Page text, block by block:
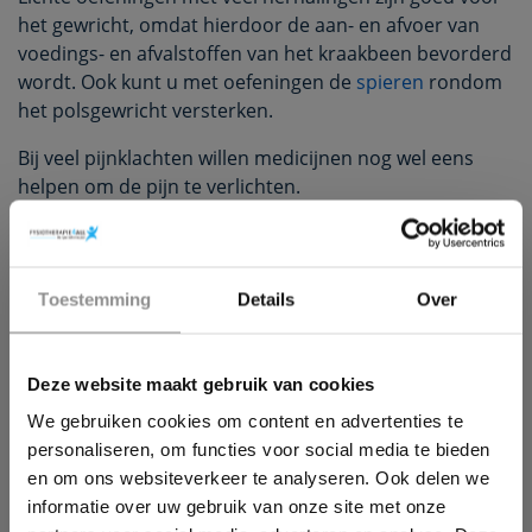
Toestemming Details Over
Deze website maakt gebruik van cookies
We gebruiken cookies om content en advertenties te
personaliseren, om functies voor social media te bieden
en om ons websiteverkeer te analyseren. Ook delen we
informatie over uw gebruik van onze site met onze
het gewricht, omdat hierdoor de aan- en afvoer van
voedings- en afvalstoffen van het kraakbeen bevorderd
wordt. Ook kunt u met oefeningen de spieren rondom
het polsgewricht versterken.
Bij veel pijnklachten willen medicijnen nog wel eens
helpen om de pijn te verlichten.
Helpt dit onvoldoende? Dan kan een operatie
overwogen worden. Er zijn verschillende
arts bespreken.
Maikel
Korbmacher
Wil jij ook een pijnvrij leven?
Download hieronder dan gratis ons e-book!